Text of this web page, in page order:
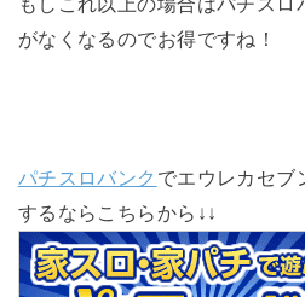
がなくなるのでお得ですね！
パチスロバンク でエウレカセブ
するならこちらから↓↓